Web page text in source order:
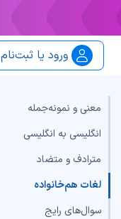
ورود یا ثبت‌نام
معنی و نمونه‌جمله
انگلیسی به انگلیسی
مترادف و متضاد
لغات هم‌خانواده
سوال‌های رایج